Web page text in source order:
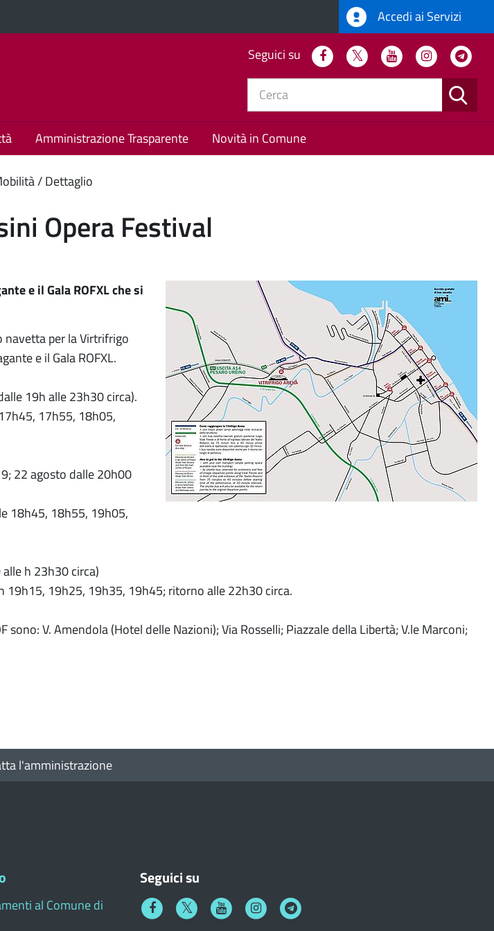
Accedi ai Servizi
Seguici su FacebookTwitter Youtube Instagram
Amministrazione Trasparente Novità in Comune
Dettaglio
Opera Festival
e il Gala ROFXL che si
navetta per la Virtrifrigo
e il Gala ROFXL.
19h alle 23h30 circa).
17h55, 18h05,
22 agosto dalle 20h00
18h45, 18h55, 19h05,
h 23h30 circa)
19h15, 19h25, 19h35, 19h45; ritorno alle 22h30 circa.
sono: V. Amendola (Hotel delle Nazioni); Via Rosselli; Piazzale della Libertà; V.le Marconi;
l'amministrazione
al Comune di
Seguici su
FacebookTwitter YoutubeInstagramTelegram